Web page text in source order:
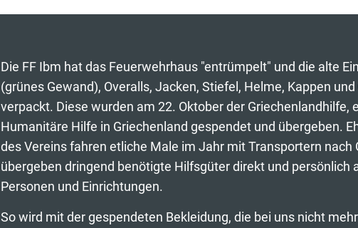
Die FF Ibm hat das Feuerwehrhaus "entrümpelt" und die alte
(grünes Gewand), Overalls, Jacken, Stiefel, Helme, Kappen
verpackt. Diese wurden am 22. Oktober der Griechenlandhilfe,
Humanitäre Hilfe in Griechenland gespendet und übergeben.
des Vereins fahren etliche Male im Jahr mit Transportern nach
übergeben dringend benötigte Hilfsgüter direkt und persönlich
Personen und Einrichtungen.
So wird mit der gespendeten Bekleidung, die bei uns nicht